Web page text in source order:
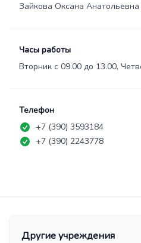
Зайкова Оксана Анатольевна
Часы работы
Вторник с 09.00 до 13.00,
Телефон
+7 (390) 3593184
+7 (390) 2243778
Другие учреждения